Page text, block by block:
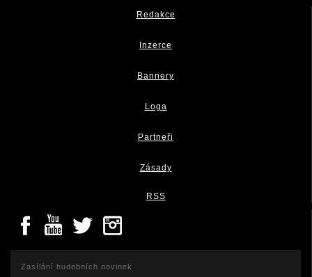
Redakce
Inzerce
Bannery
Loga
Partneři
Zásady
RSS
Zasílání hudebních novinek